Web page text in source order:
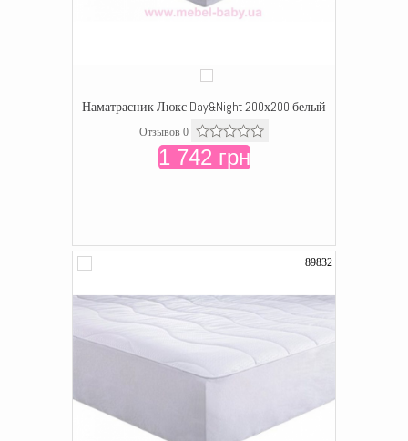
Наматрасник Люкс Day&Night 200х200 белый
Отзывов 0
1 742 грн
89832